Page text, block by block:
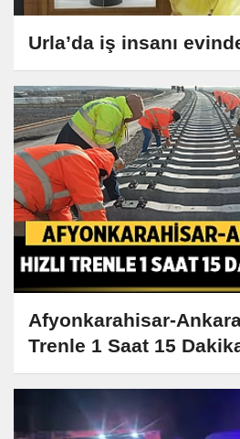
Urla’da iş insanı
Afyonkarahisar-Ankara
Trenle 1 Saat 15